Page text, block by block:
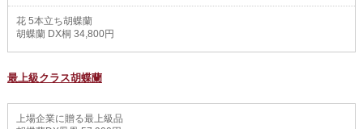
花 5本立ち胡蝶蘭
胡蝶蘭 DX桐 34,800円
最上級クラス胡蝶蘭
上場企業に贈る最上級品